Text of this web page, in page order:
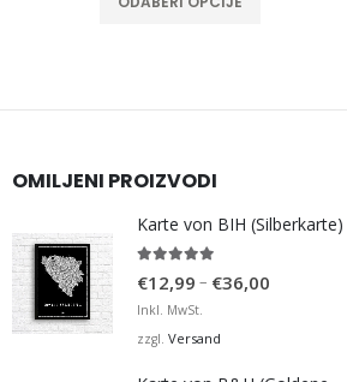
OMILJENI PROIZVODI
Karte von BIH (Silberkarte)
€12,99 – €36,00
Inkl. MwSt.
zzgl. Versand